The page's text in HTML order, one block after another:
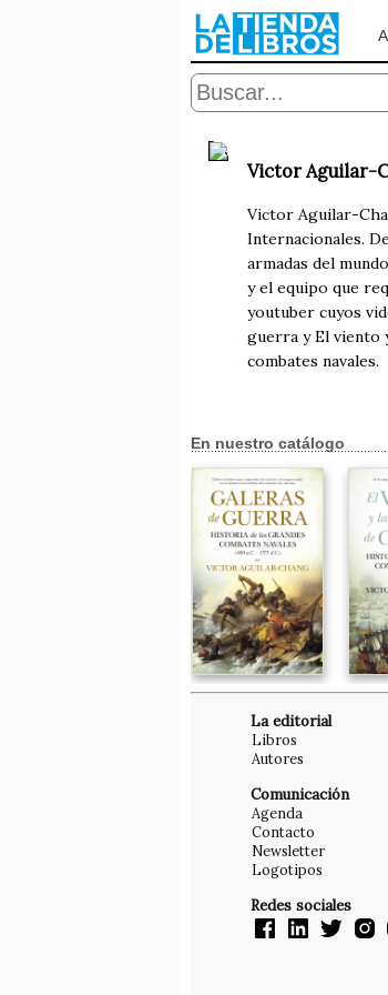
Victor Aguilar-
Victor Aguilar-
Internacionales.
armadas del
y el equipo que
youtuber cuyos
guerra y El viento
combates navales.
En nuestro catálogo
La editorial
Libros
Autores
Comunicación
Agenda
Contacto
Newsletter
Logotipos
Redes sociales